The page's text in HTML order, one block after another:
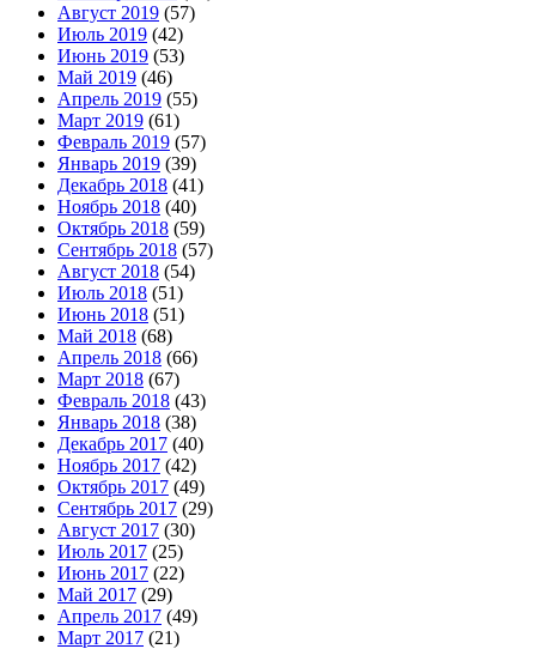
Август 2019 (57)
Июль 2019 (42)
Июнь 2019 (53)
Май 2019 (46)
Апрель 2019 (55)
Март 2019 (61)
Февраль 2019 (57)
Январь 2019 (39)
Декабрь 2018 (41)
Ноябрь 2018 (40)
Октябрь 2018 (59)
Сентябрь 2018 (57)
Август 2018 (54)
Июль 2018 (51)
Июнь 2018 (51)
Май 2018 (68)
Апрель 2018 (66)
Март 2018 (67)
Февраль 2018 (43)
Январь 2018 (38)
Декабрь 2017 (40)
Ноябрь 2017 (42)
Октябрь 2017 (49)
Сентябрь 2017 (29)
Август 2017 (30)
Июль 2017 (25)
Июнь 2017 (22)
Май 2017 (29)
Апрель 2017 (49)
Март 2017 (21)